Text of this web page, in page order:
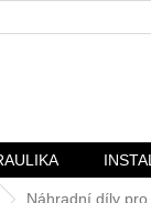
Náhradní díly